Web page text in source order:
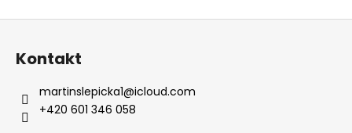
ý
u
Z
Kontakt
martinslepicka1@icloud.com
+420 601 346 058